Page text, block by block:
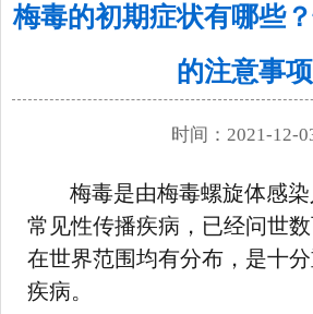
梅毒的初期症状有哪些
的注意事项
时间：2021-12-
梅毒是由梅毒螺旋体感
常见性传播疾病，已经问世
在世界范围均有分布，是十
疾病。